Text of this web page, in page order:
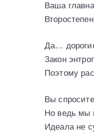
Ваша
Да…
Закон
Поэтому
Вы
Но ведь мы
Идеала не